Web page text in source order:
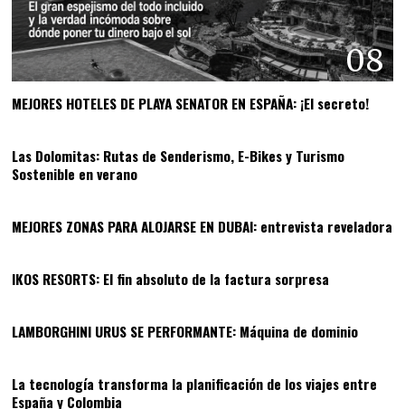
08
MEJORES HOTELES DE PLAYA SENATOR EN ESPAÑA: ¡El secreto!
09
Las Dolomitas: Rutas de Senderismo, E-Bikes y Turismo
Sostenible en verano
MEJORES ZONAS PARA ALOJARSE EN DUBAI: entrevista reveladora
11
IKOS RESORTS: El fin absoluto de la factura sorpresa
LAMBORGHINI URUS SE PERFORMANTE: Máquina de dominio13
La tecnología transforma la planificación de los viajes entre
España y Colombia